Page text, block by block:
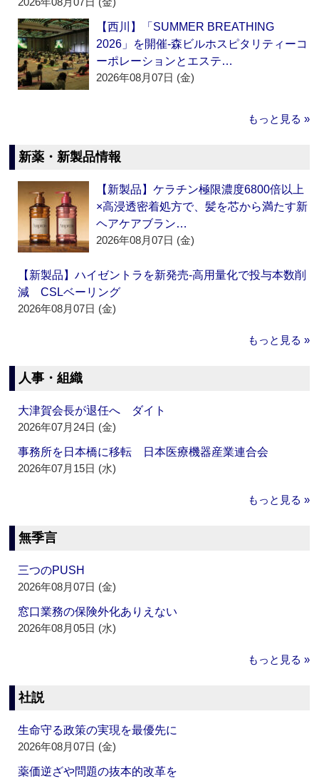
【西川】「SUMMER BREATHING
2026」を開催‐森ビルホスピタリティーコ
ーポレーションとエステ…
2026年08月07日 (金)
もっと見る »
新薬・新製品情報
【新製品】ケラチン極限濃度6800倍以上
×高浸透密着処方で、髪を芯から満たす新
ヘアケアブラン…
2026年08月07日 (金)
【新製品】ハイゼントラを新発売‐高用量化で投与本数削
減 CSLベーリング
2026年08月07日 (金)
もっと見る »
人事・組織
大津賀会長が退任へ ダイト
2026年07月24日 (金)
事務所を日本橋に移転 日本医療機器産業連合会
2026年07月15日 (水)
もっと見る »
無季言
三つのPUSH
2026年08月07日 (金)
窓口業務の保険外化ありえない
2026年08月05日 (水)
もっと見る »
社説
生命守る政策の実現を最優先に
2026年08月07日 (金)
薬価逆ざや問題の抜本的改革を